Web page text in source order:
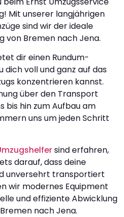
Mit unserer langjährigen
sind wir der ideale
von Bremen nach Jena.
dir einen Rundum-
dich voll und ganz auf das
konzentrieren kannst.
über den Transport
bis hin zum Aufbau am
uns um jeden Schritt
sind erfahren,
darauf, dass deine
unversehrt transportiert
wir modernes Equipment
und effiziente Abwicklung
nach Jena.